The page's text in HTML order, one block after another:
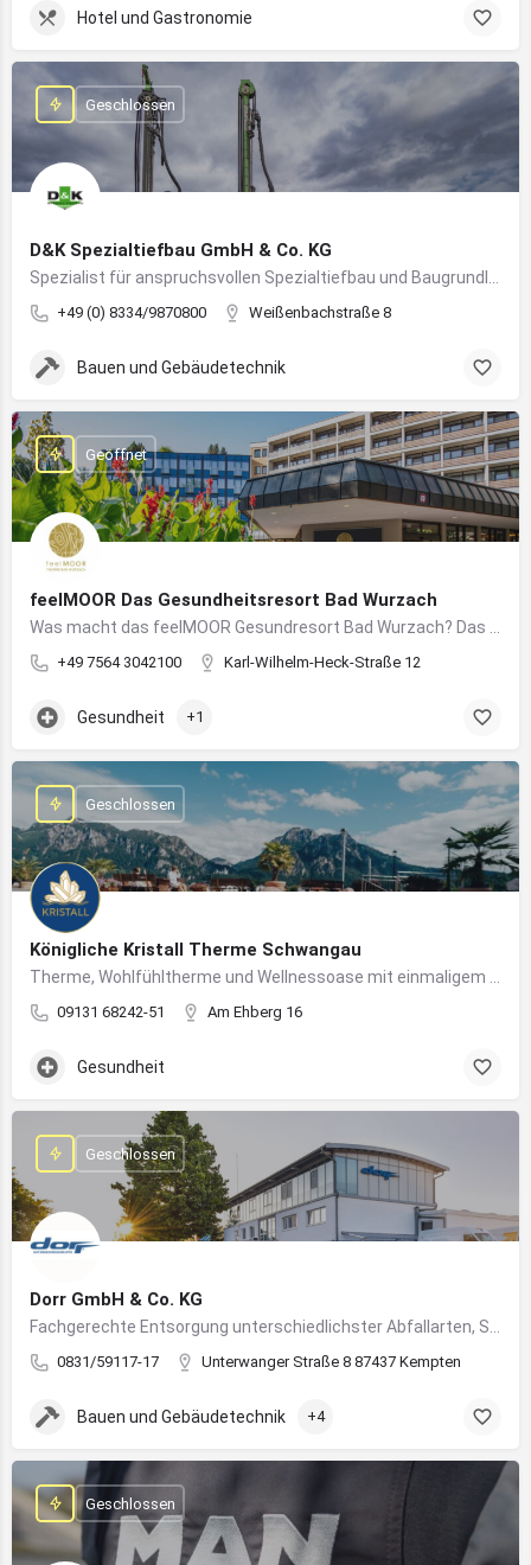
Hotel und Gastronomie
D&K Spezialtiefbau GmbH & Co. KG
+49 (0) 8334/9870800 Weißenbachstraße 8
Geschlossen
Bauen und Gebäudetechnik
feelMOOR Das Gesundheitsresort Bad Wurzach
+49 7564 3042100 Karl-Wilhelm-Heck-Straße 12
Geöffnet
Gesundheit +1
Königliche Kristall Therme Schwangau
09131 68242-51 Am Ehberg 16
Geschlossen
Gesundheit
Dorr GmbH & Co. KG
0831/59117-17 Unterwanger Straße 8 87437 Kempten
Geschlossen
Bauen und Gebäudetechnik +4
Geschlossen